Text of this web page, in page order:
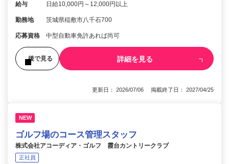
給与 日給10,000円～12,000円以上
勤務地 茨城県稲敷市八千石700
応募資格 中型自動車免許あれば尚可
後で見る 詳細を見る
更新日： 2026/07/06 掲載終了日： 2027/04/25
NEW
ゴルフ場のコース管理スタッフ
株式会社アコーディア・ゴルフ 霞台カントリークラブ
正社員